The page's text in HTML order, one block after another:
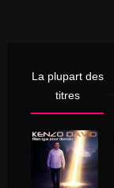
La plupart des
titres